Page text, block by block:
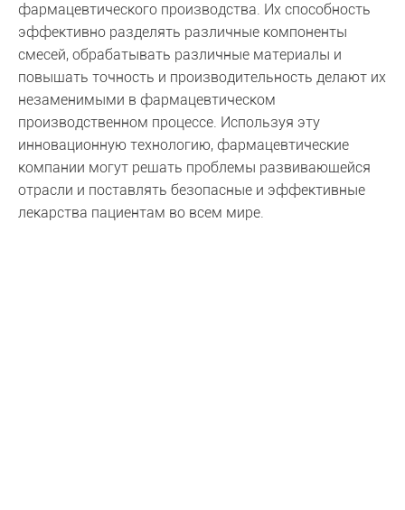
фармацевтического производства. Их способность
эффективно разделять различные компоненты
смесей, обрабатывать различные материалы и
повышать точность и производительность делают их
незаменимыми в фармацевтическом
производственном процессе. Используя эту
инновационную технологию, фармацевтические
компании могут решать проблемы развивающейся
отрасли и поставлять безопасные и эффективные
лекарства пациентам во всем мире.